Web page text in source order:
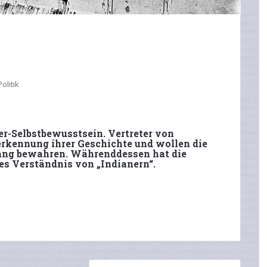
Selbstbewusstsein. Vertreter von
ihrer Geschichte und wollen die
bewahren. Währenddessen hat die
Verständnis von „Indianern“.